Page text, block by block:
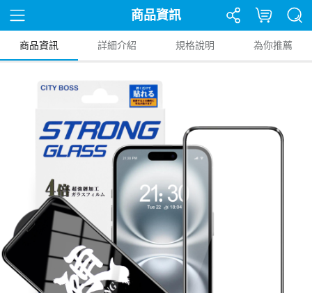
商品資訊
商品資訊 詳細介紹 規格說明 為你推薦